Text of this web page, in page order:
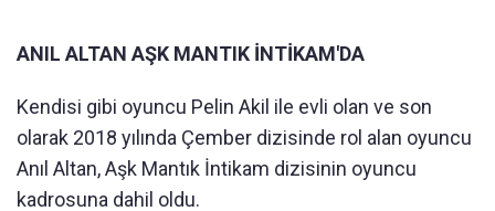
ANIL ALTAN AŞK MANTIK İNTİKAM'DA
Kendisi gibi oyuncu Pelin Akil ile evli olan ve son
olarak 2018 yılında Çember dizisinde rol alan oyuncu
Anıl Altan, Aşk Mantık İntikam dizisinin oyuncu
kadrosuna dahil oldu.